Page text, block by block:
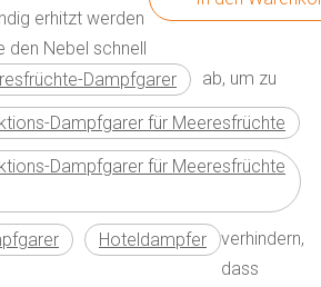
Dampfgarer
Dampfgarer für Meeresfrüchte
Dampfgarer für Meeresfrüchte
Hoteldampfer
erhitzt werden
den Nebel schnell
ab, um zu
verhindern,
dass